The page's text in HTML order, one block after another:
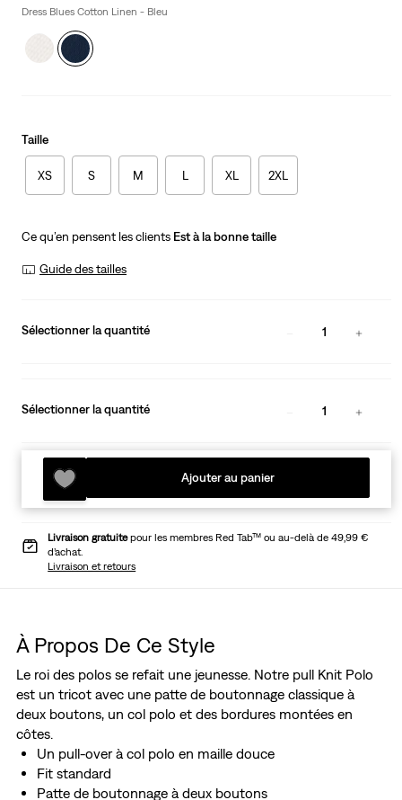
is
Dress Blues Cotton Linen - Bleu
Taille
XS S M L XL 2XL
Ce qu’en pensent les clients Est à la bonne taille
Guide des tailles
Sélectionner la quantité 1
Sélectionner la quantité 1
Ajouter au panier
Livraison gratuitepour les membres Red Tab™ ou au-delà de 49,99 €
d’achat.
Livraison et retours
À Propos De Ce Style
Le roi des polos se refait une jeunesse. Notre pull Knit Polo
est un tricot avec une patte de boutonnage classique à
deux boutons, un col polo et des bordures montées en
côtes.
Un pull-over à col polo en maille douce
Fit standard
Patte de boutonnage à deux boutons